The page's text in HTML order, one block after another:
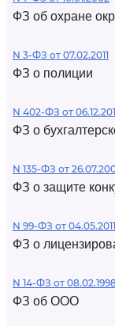
ФЗ об охране
N 3-ФЗ от 07.02.2011
ФЗ о полиции
N 402-ФЗ от
ФЗ о
N 135-ФЗ от
ФЗ о защите
N 99-ФЗ от 04.05.2011
ФЗ о
N 14-ФЗ от
ФЗ об ООО